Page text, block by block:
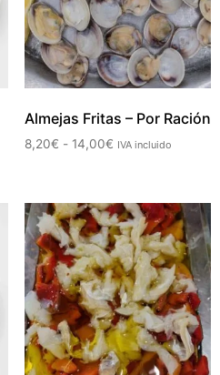
Almejas Fritas – Por Ración
8,20€ - 14,00€ IVA incluido